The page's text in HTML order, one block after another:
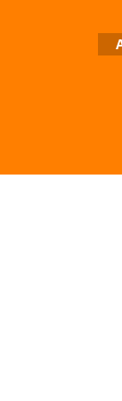
RCS A 401 633 383